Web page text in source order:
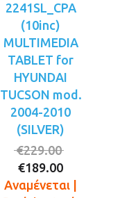
2241SL_CPA
(10inc)
MULTIMEDIA
TABLET for
HYUNDAI
TUCSON mod.
2004-2010
(SILVER)
€229.00
was:
€189.00
Αναμένεται |